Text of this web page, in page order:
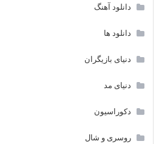
دانلود آهنگ
دانلود ها
دنیای بازیگران
دنیای مد
دکوراسیون
روسری و شال